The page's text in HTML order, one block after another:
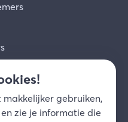
makkelijker gebruiken,
zie je informatie die